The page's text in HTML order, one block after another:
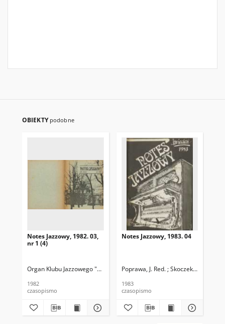
OBIEKTY podobne
Notes Jazzowy, 1982. 03,
nr 1 (4)
Organ Klubu Jazzowego "Rotunda" Skoczek, T. Red.
1982
czasopismo
Notes Jazzowy, 1983. 04
Poprawa, J. Red. ; Skoczek T. Red.
1983
czasopismo